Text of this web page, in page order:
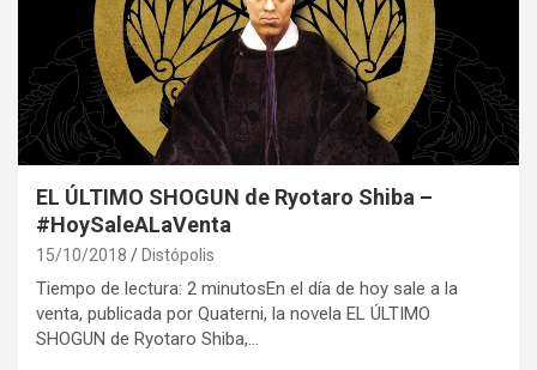
EL ÚLTIMO SHOGUN de Ryotaro Shiba –
#HoySaleALaVenta
15/10/2018 Distópolis
Tiempo de lectura: 2 minutosEn el día de hoy sale a la
venta, publicada por Quaterni, la novela EL ÚLTIMO
SHOGUN de Ryotaro Shiba,…